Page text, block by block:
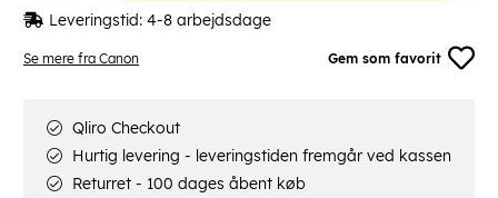
Se mere fra Canon Gem som favorit
Leveringstid: 4-8 arbejdsdage
Qliro Checkout
Hurtig levering - leveringstiden fremgår ved kassen
Returret - 100 dages åbent køb